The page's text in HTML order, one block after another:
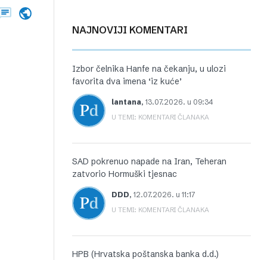
NAJNOVIJI KOMENTARI
Izbor čelnika Hanfe na čekanju, u ulozi
favorita dva imena ‘iz kuće’
lantana, 13.07.2026. u 09:34
U TEMI: KOMENTARI ČLANAKA
SAD pokrenuo napade na Iran, Teheran
zatvorio Hormuški tjesnac
DDD, 12.07.2026. u 11:17
U TEMI: KOMENTARI ČLANAKA
HPB (Hrvatska poštanska banka d.d.)